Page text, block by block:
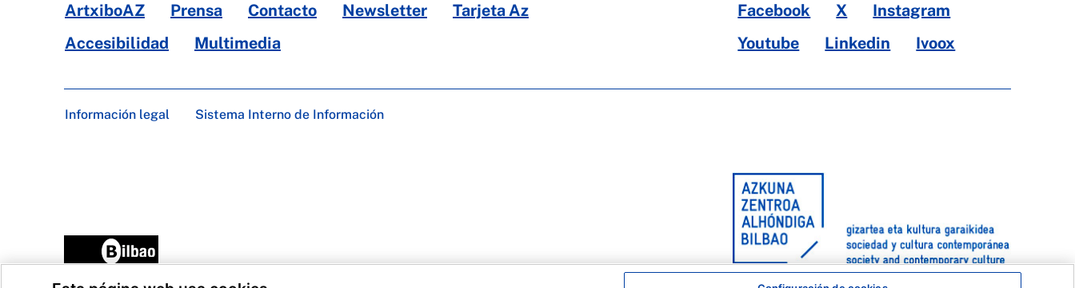
ArtxiboAZ Prensa Contacto Newsletter
Tarjeta Az
Accesibilidad
Multimedia
Facebook X
Instagram
Youtube
Linkedin Ivoox
Información legal Sistema Interno de Información